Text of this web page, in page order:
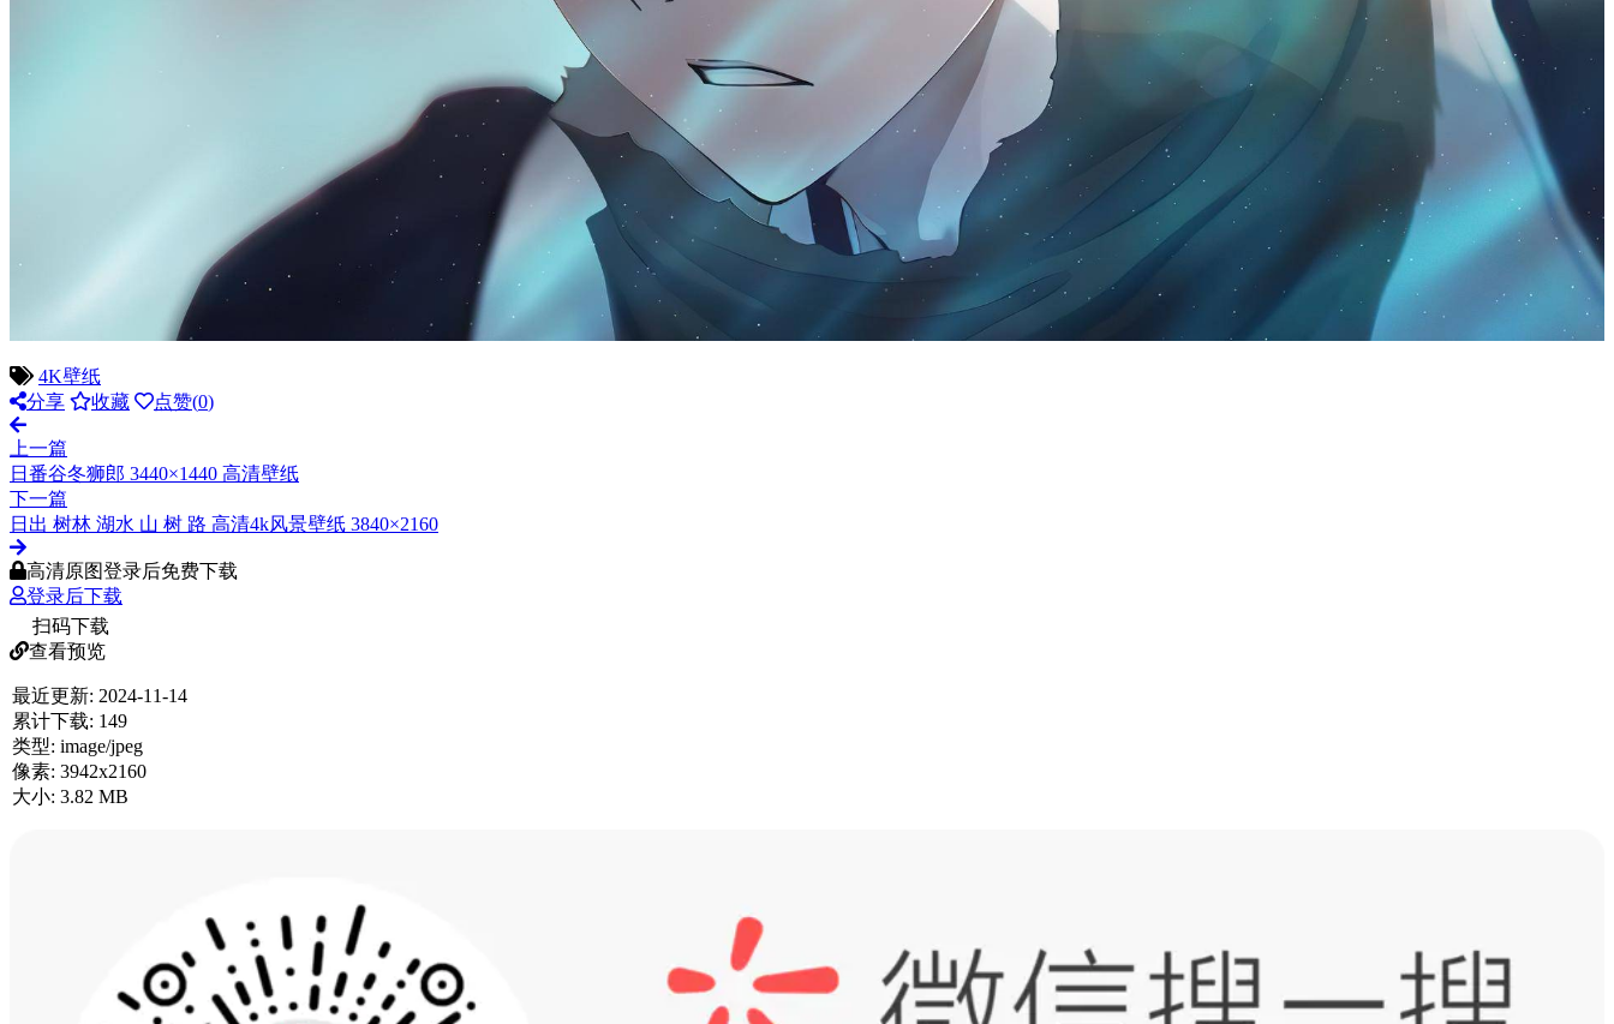
4K壁纸
分享
收藏 点赞(0)
上一篇
日番谷冬狮郎 3440×1440 高清壁纸
下一篇
日出 树林 湖水 山 树 路 高清4k风景壁纸 3840×2160
高清原图登录后免费下载
登录后下载
扫码下载
查看预览
最近更新: 2024-11-14
累计下载: 149
类型: image/jpeg
像素: 3942x2160
大小: 3.82 MB